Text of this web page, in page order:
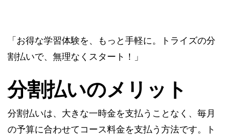
「お得な学習体験を、もっと手軽に。トライズの分
割払いで、無理なくスタート！」
分割払いのメリット
分割払いは、大きな一時金を支払うことなく、毎月
の予算に合わせてコース料金を支払う方法です。ト